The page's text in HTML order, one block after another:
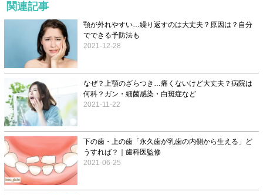
関連記事
顎が外れやすい…繰り返すのは大丈夫？原因は？自分
でできる予防法も
2021-12-28
なぜ？上顎のざらつき…痛くないけど大丈夫？病院は
何科？ガン・細菌感染・白斑症など
2021-11-22
下の歯・上の歯「永久歯が乳歯の内側から生える」ど
うすれば？｜歯科医監修
2021-06-25